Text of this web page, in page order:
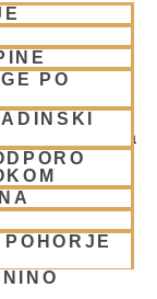
PO
X888vW
Pohorje)
NM Mahatma